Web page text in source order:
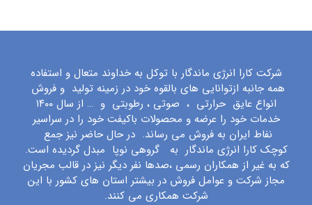
شرکت کارا انرژی ماندگار با توکل به خداوند متعال و استفاده
همه جانبه ازتوانایی های بالقوه خود در زمینه تولید و فروش
انواع عایق حرارتی ، صوتی ، رطوبتی و … از سال ۱۴۰۰
خدمات خود را عرضه و محصولات باکیفت خود را در سراسیر
نفاط ایران به فروش می رساند. در حال حاضر نیز جمع
کوچک کارا انرژی ماندگار به گروهی نوپا مبدل گردیده است.
که به غیر از همکاران رسمی ،صدها نفر دیگر نیز در قالب مجریان
مجاز شرکت و عوامل فروش در بیشتر استان های کشور با این
شرکت همکاری می کنند.